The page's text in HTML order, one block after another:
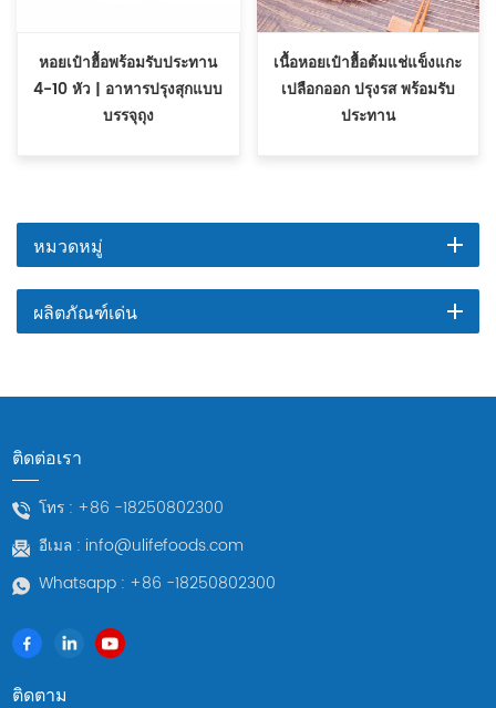
หอยเป๋าฮื้อพร้อมรับประทาน
4-10 หัว | อาหารปรุงสุกแบบ
บรรจุถุง
เนื้อหอยเป๋าฮื้อต้มแช่แข็งแกะ
เปลือกออก ปรุงรส พร้อมรับ
ประทาน
หมวดหมู่
ผลิตภัณฑ์เด่น
ติดต่อเรา
โทร : +86 -18250802300
อีเมล : info@ulifefoods.com
Whatsapp : +86 -18250802300
ติดตาม